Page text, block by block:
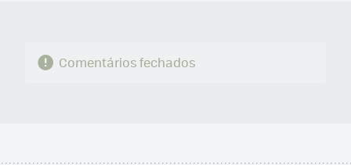
Comentários fechados